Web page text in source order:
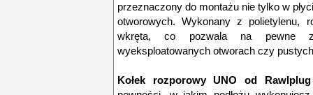
przeznaczony do montażu nie tylko w
otworowych. Wykonany z polietylenu,
wkręta, co pozwala na pewne
wyeksploatowanych otworach czy
Kołek rozporowy UNO od Rawlplug